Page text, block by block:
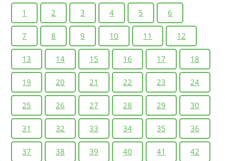
обитания
1. Сравните внешнее строение комнатных растений,
которые в природе произрастают в условиях
недостатка влаги (кактусы, молочаи, алоэ) и в
нормальной (по данному параметру) среде (гибискус,
традесканция, папоротники). Обратите внимание на
размер и форму листьев и стеблей, наличие
опушения и воскового слоя на поверхности зелёных
частей растений, оттенок их окраски.
2. Ответьте на вопросы:
1) В каких местах обитают изучаемые растения?
2) В каких органах они запасают влагу?
1 2 3 4 5 6
7 8 9 10 11 12
13 14 15 16 17 18
19 20 21 22 23 24
25 26 27 28 29 30
31 32 33 34 35 36
37 38 39 40 41 42